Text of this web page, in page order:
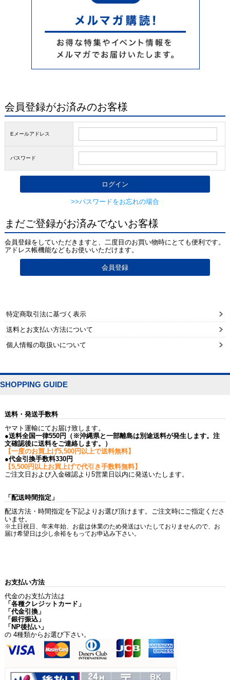
会員登録がお済みのお客様
Eメールアドレス
パスワード
>>パスワードをお忘れの場合
まだご登録がお済みでないお客様
会員登録をしていただきますと、二度目のお買い物時にとても便利です。
アドレス帳機能などもお使いいただけます。
特定商取引法に基づく表示
送料とお支払い方法について
個人情報の取扱いについて
SHOPPING GUIDE
送料・発送手数料
ヤマト運輸にてお届け致します。
●送料全国一律550円（※沖縄県と一部離島は別途送料が発生します。注
文確認後に送料をご連絡します。）
【一度のお買上げ5,500円以上で送料無料】
●代金引換手数料330円
【5,500円以上お買上げで代引き手数料無料】
ご注文日および入金確認より5営業日以内に発送いたします。
「配送時間指定」
配送方法・時間指定を下記よりお選び頂けます。ご注文時にご指定くださ
いませ。
※土日祝日、年末年始、お盆は休業のため発送はいたしておりませんので、お
届け希望日は少し余裕をもってお申込み下さい。
お支払い方法
代金のお支払方法は
「各種クレジットカード」
「代金引換」
「銀行振込」
「NP後払い」
の 4種類からお選び下さい。